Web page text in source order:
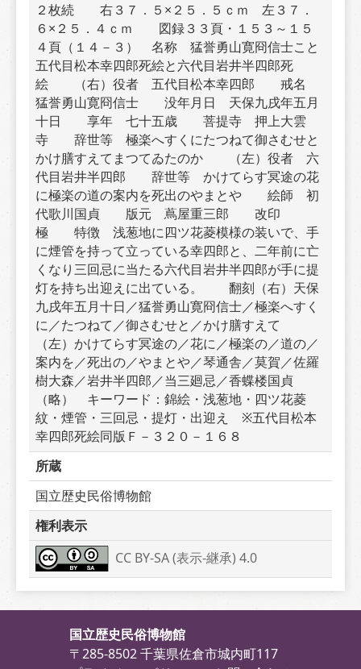
２枚続　　右３７．５×２５．５ｃｍ　左３７．
６×２５．４ｃｍ　　図録３３頁・１５３～１５
４頁（１４－３）　名称　猛誉勇山寛冏信士こと
五代目松本幸四郎死絵と六代目岩井半四郎死
絵　　（右）役者　五代目松本幸四郎　　戒名
猛誉勇山寛冏信士　　没年月日　天保九戌年五月
十日　　享年　七十五歳　　菩提寺　押上大雲
寺　　辞世等　極楽へすくにたつねて御さむせと
かけ膳すえてまつてゐたのか　　（左）役者　六
代目岩井半四郎　　辞世等　かけてらす冥途の花
に極楽の道の案内を死出のやまとや　　絵師　初
代歌川国貞　　版元　蔦屋重三郎　　改印
極　　特徴　浅葱地に四ツ花菱模様の装いで、手
に煙管を持って立っている幸四郎と、二年前に亡
くなり三回忌に当たる六代目岩井半四郎が手に提
灯を持ち出迎えに出ている。　　翻刻（右）天保
九戌年五月十日／猛誉勇山寛冏信士／極楽へすく
に／たつねて／御さむせと／かけ膳すえて
（左）かけてらす冥途の／花に／極楽の／道の／
案内を／死出の／やまとや／琴通舎／莫賀／佐羅
樹大森／岩井半四郎／当三廻忌／香蝶楼国貞
（略）　キーワード：錦絵・浅葱地・四ツ花菱
紋・煙管・三回忌・提灯・出迎え　※五代目松本
幸四郎死絵同版Ｆ－３２０－１６８
所蔵
国立歴史民俗博物館
権利表示
CC BY-SA (表示-継承) 4.0
国立歴史民俗博物館
〒285-8502 千葉県佐倉市城内町117